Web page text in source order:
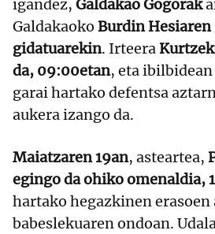
igandez, Galdakao Gogorak
Galdakaoko Burdin
gidatuarekin. Irteera
da, 09:00etan, eta
garai hartako defentsa
aukera izango da.
Maiatzaren 19an, asteartea,
egingo da ohiko omenaldia,
hartako hegazkinen erasoen
babeslekuaren ondoan.